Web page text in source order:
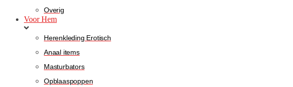
Overig
Voor Hem
Herenkleding Erotisch
Anaal items
Masturbators
Opblaaspoppen